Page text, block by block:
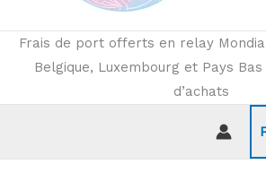
Frais de port offerts en relay
Belgique, Luxembourg et Pays
d’achats